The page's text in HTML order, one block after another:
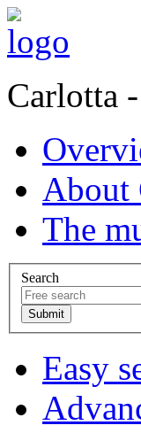
Carlotta
About
The
Search
Easy